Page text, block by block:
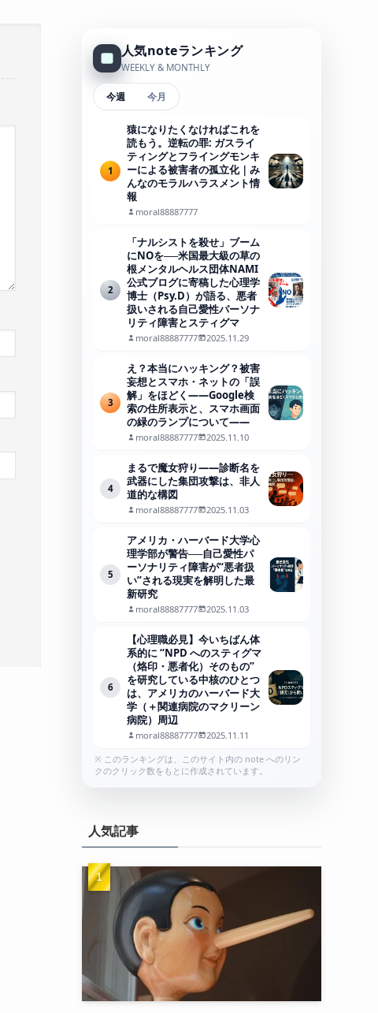
人気noteランキング
WEEKLY & MONTHLY
今週 今月
1
猿になりたくなければこれを
読もう。逆転の罪: ガスライ
ティングとフライングモンキ
ーによる被害者の孤立化｜み
んなのモラルハラスメント情
報
moral88887777
2
「ナルシストを殺せ」ブーム
にNOを──米国最大級の草の
根メンタルヘルス団体NAMI
公式ブログに寄稿した心理学
博士（Psy.D）が語る、悪者
扱いされる自己愛性パーソナ
リティ障害とスティグマ
moral88887777 2025.11.29
3
え？本当にハッキング？被害
妄想とスマホ・ネットの「誤
解」をほどく――Google検
索の住所表示と、スマホ画面
の緑のランプについて――
moral88887777 2025.11.10
4
まるで魔女狩り——診断名を
武器にした集団攻撃は、非人
道的な構図
moral88887777 2025.11.03
5
アメリカ・ハーバード大学心
理学部が警告──自己愛性パ
ーソナリティ障害が“悪者扱
い”される現実を解明した最
新研究
moral88887777 2025.11.03
6
【心理職必見】今いちばん体
系的に “NPD へのスティグマ
（烙印・悪者化）そのもの”
を研究している中核のひとつ
は、アメリカのハーバード大
学（＋関連病院のマクリーン
病院）周辺
moral88887777
2025.11.11
※ このランキングは、このサイト内の note へのリン
クのクリック数をもとに作成されています。
人気記事